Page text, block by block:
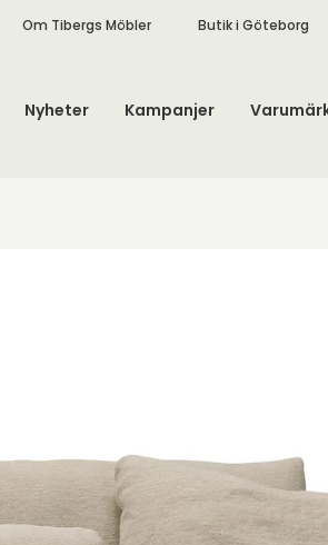
Om Tibergs Möbler Butik i Göteborg
Nyheter Kampanjer